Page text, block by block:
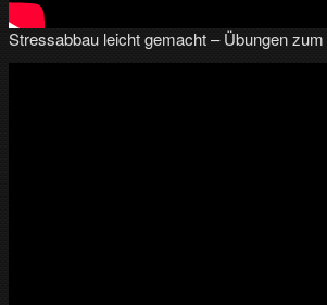
Stressabbau leicht gemacht – Übungen